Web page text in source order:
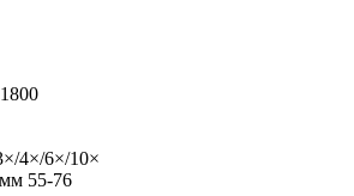
4×/6×/10×
55-76